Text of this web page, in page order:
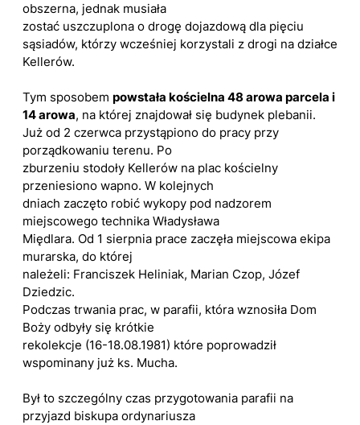
obszerna, jednak musiała
zostać uszczuplona o drogę dojazdową dla pięciu
sąsiadów, którzy wcześniej korzystali z drogi na działce
Kellerów.
Tym sposobem powstała kościelna 48 arowa parcela i
14 arowa, na której znajdował się budynek plebanii.
Już od 2 czerwca przystąpiono do pracy przy
porządkowaniu terenu. Po
zburzeniu stodoły Kellerów na plac kościelny
przeniesiono wapno. W kolejnych
dniach zaczęto robić wykopy pod nadzorem
miejscowego technika Władysława
Międlara. Od 1 sierpnia prace zaczęła miejscowa ekipa
murarska, do której
należeli: Franciszek Heliniak, Marian Czop, Józef
Dziedzic.
Podczas trwania prac, w parafii, która wznosiła Dom
Boży odbyły się krótkie
rekolekcje (16-18.08.1981) które poprowadził
wspominany już ks. Mucha.
Był to szczególny czas przygotowania parafii na
przyjazd biskupa ordynariusza